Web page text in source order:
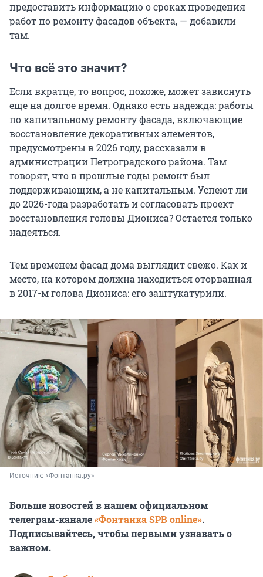
предоставить информацию о сроках проведения
работ по ремонту фасадов объекта, — добавили
там.
Что всё это значит?
Если вкратце, то вопрос, похоже, может зависнуть
еще на долгое время. Однако есть надежда: работы
по капитальному ремонту фасада, включающие
восстановление декоративных элементов,
предусмотрены в 2026 году, рассказали в
администрации Петроградского района. Там
говорят, что в прошлые годы ремонт был
поддерживающим, а не капитальным. Успеют ли
до 2026-года разработать и согласовать проект
восстановления головы Диониса? Остается только
надеяться.
Тем временем фасад дома выглядит свежо. Как и
место, на котором должна находиться оторванная
в 2017-м голова Диониса: его заштукатурили.
Источник: «Фонтанка.ру»
Больше новостей в нашем официальном
телеграм-канале«Фонтанка SPB online».
Подписывайтесь, чтобы первыми узнавать о
важном.